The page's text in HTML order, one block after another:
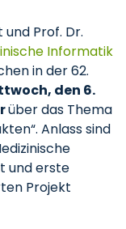
Prof. Dr.
Informatik
in der 62.
den 6.
über das Thema
Anlass sind
und erste
Projekt